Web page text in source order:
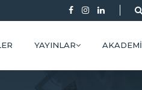
YAYINLAR AKADEMI